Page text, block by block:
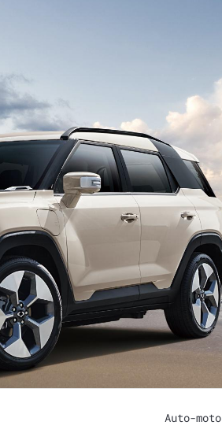
Auto-moto